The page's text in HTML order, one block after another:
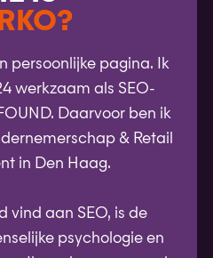
persoonlijke pagina. Ik
werkzaam als SEO-
Daarvoor ben ik
& Retail
in Den Haag.
vind aan SEO, is de
psychologie en